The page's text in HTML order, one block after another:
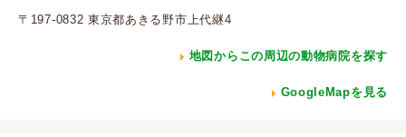
〒197-0832 東京都あきる野市上代継4
地図からこの周辺の動物病院を探す
GoogleMapを見る